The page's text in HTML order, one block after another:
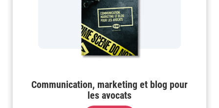
Communication, marketing et blog pour
les avocats